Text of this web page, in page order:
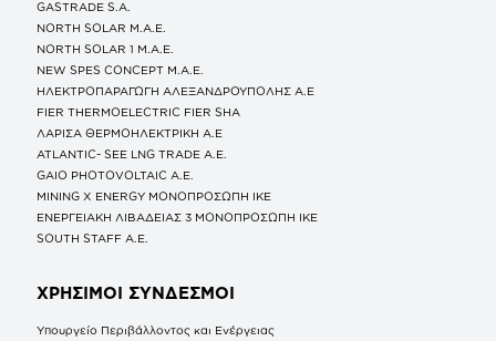
GASTRADE S.A.
NORTH SOLAR M.Α.Ε.
NORTH SOLAR 1 M.Α.Ε.
NEW SPES CONCEPT Μ.Α.Ε.
ΗΛΕΚΤΡΟΠΑΡΑΓΩΓΗ ΑΛΕΞΑΝΔΡΟΥΠΟΛΗΣ A.E
FIER THERMOELECTRIC FIER SHA
ΛΑΡΙΣΑ ΘΕΡΜΟΗΛΕΚΤΡΙΚΗ A.E
ATLANTIC- SEE LNG TRADE A.E.
GAIO PHOTOVOLTAIC Α.Ε.
MINING X ENERGY ΜΟΝΟΠΡΟΣΩΠΗ ΙΚΕ
ΕΝΕΡΓΕΙΑΚΗ ΛΙΒΑΔΕΙΑΣ 3 ΜΟΝΟΠΡΟΣΩΠΗ ΙΚΕ
SOUTH STAFF Α.Ε.
ΧΡΗΣΙΜΟΙ ΣΥΝΔΕΣΜΟΙ
Υπουργείο Περιβάλλοντος και Ενέργειας